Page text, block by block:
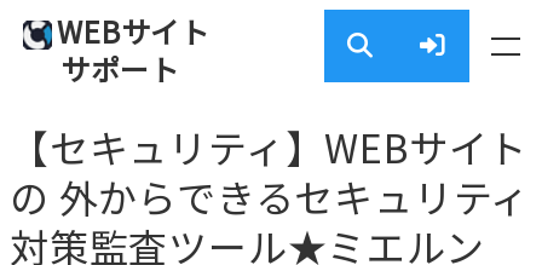
WEBサイト
サポート
【セキュリティ】WEBサイト
の 外からできるセキュリティ
対策監査ツール★ミエルン